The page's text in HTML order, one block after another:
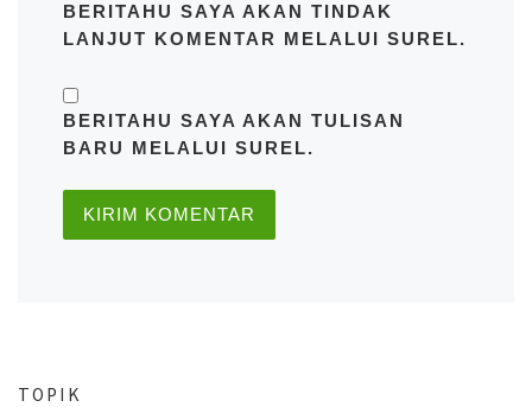
BERITAHU SAYA AKAN TINDAK
LANJUT KOMENTAR MELALUI SUREL.
BERITAHU SAYA AKAN TULISAN
BARU MELALUI SUREL.
TOPIK